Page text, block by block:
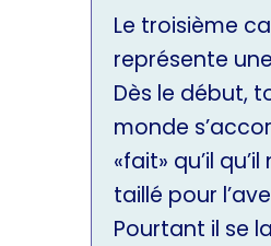
Le troisième
représente
Dès le début,
monde
«fait» qu’il
taillé pour
Pourtant il se